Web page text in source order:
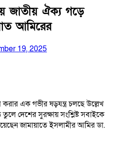
জাতীয় ঐক্য গড়ে
আমিরের
19, 2025
এক গভীর ষড়যন্ত্র চলছে উল্লেখ
দেশের সুরক্ষায় সংশ্লিষ্ট সবাইকে
জামায়াতে ইসলামীর আমির ডা.